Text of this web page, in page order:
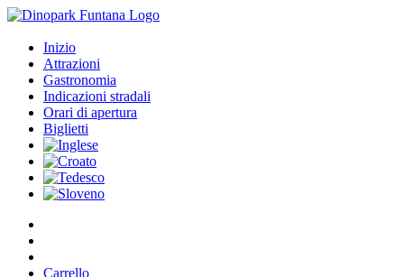
Inizio
Attrazioni
Gastronomia
Indicazioni stradali
Orari di apertura
Biglietti
Carrello